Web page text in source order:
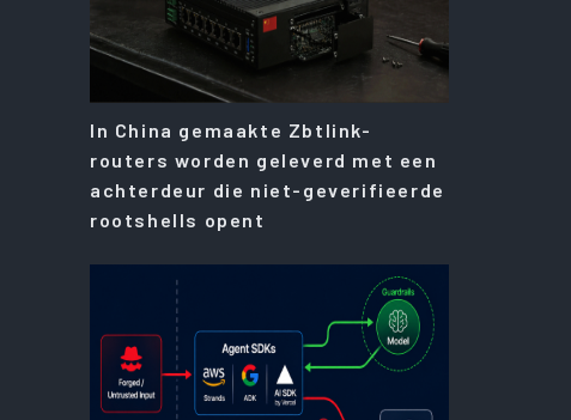
In China gemaakte Zbtlink-
routers worden geleverd met een
achterdeur die niet-geverifieerde
rootshells opent